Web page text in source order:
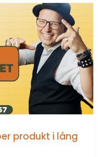
produkt i lång